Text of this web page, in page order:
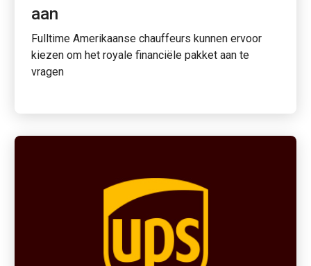
aan
Fulltime Amerikaanse chauffeurs kunnen ervoor
kiezen om het royale financiële pakket aan te
vragen